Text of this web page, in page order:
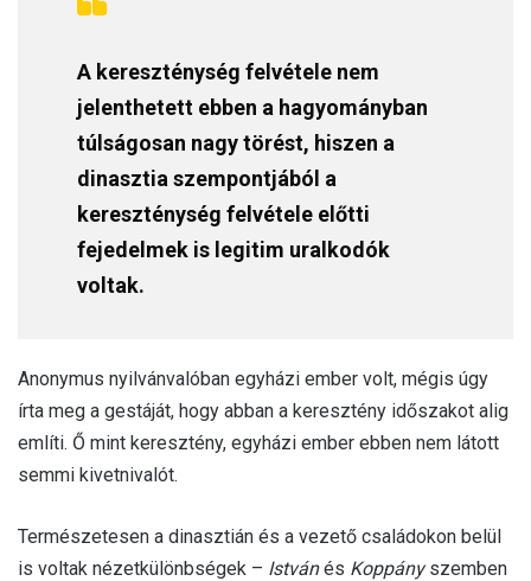
A kereszténység felvétele nem
jelenthetett ebben a hagyományban
túlságosan nagy törést, hiszen a
dinasztia szempontjából a
kereszténység felvétele előtti
fejedelmek is legitim uralkodók
voltak.
Anonymus nyilvánvalóban egyházi ember volt, mégis úgy
írta meg a gestáját, hogy abban a keresztény időszakot alig
említi. Ő mint keresztény, egyházi ember ebben nem látott
semmi kivetnivalót.
Természetesen a dinasztián és a vezető családokon belül
is voltak nézetkülönbségek – Istvánés Koppányszemben